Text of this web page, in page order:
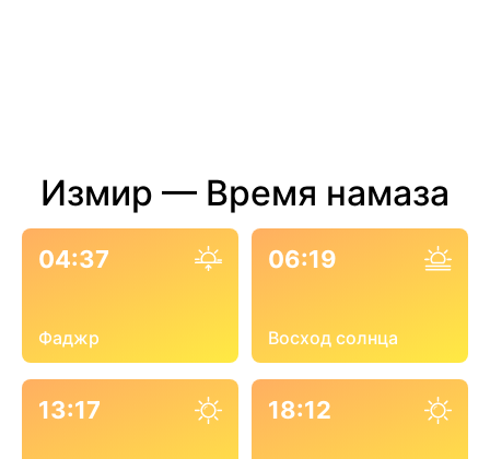
Измир — Время намаза
04:37
Фаджр
06:19
Восход солнца
13:17 18:12